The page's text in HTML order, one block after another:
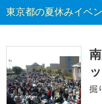
東京都の夏休みイベ
掘